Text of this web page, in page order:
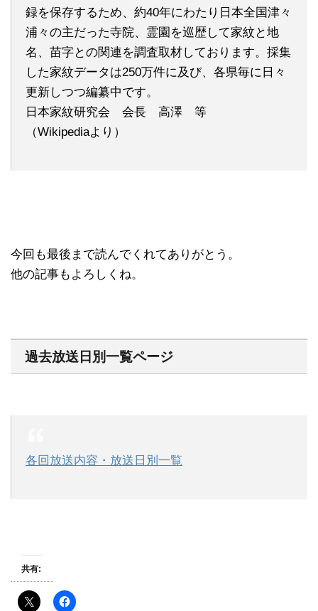
録を保存するため、約40年にわたり日本全国津々
浦々の主だった寺院、霊園を巡歴して家紋と地
名、苗字との関連を調査取材しております。採集
した家紋データは250万件に及び、各県毎に日々
更新しつつ編纂中です。
日本家紋研究会 会長 高澤 等
（Wikipediaより）
今回も最後まで読んでくれてありがとう。
他の記事もよろしくね。
過去放送日別一覧ページ
各回放送内容・放送日別一覧
共有: